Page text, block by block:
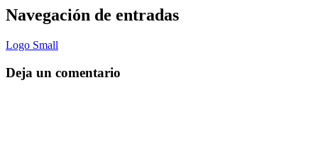
Navegación de entradas
Logo Small
Deja un comentario